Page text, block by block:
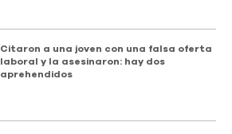
Citaron a una joven con una falsa oferta
laboral y la asesinaron: hay dos
aprehendidos